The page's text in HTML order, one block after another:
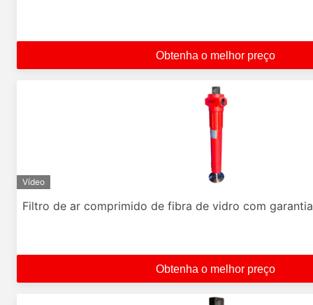
Obtenha o melhor preço
Vídeo
Filtro de ar comprimido de fibra de vidro com garantia
Obtenha o melhor preço